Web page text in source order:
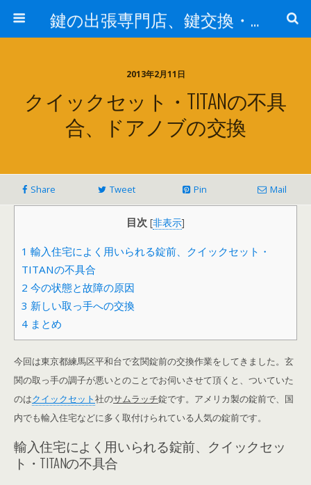
鍵の出張専門店、鍵交換・修理が格安料金/東京・埼玉・さいたま市
2013年2月11日
クイックセット・TITANの不具
合、ドアノブの交換
Share Tweet Pin Mail
目次 [非表示]
1 輸入住宅によく用いられる錠前、クイックセット・
TITANの不具合
2 今の状態と故障の原因
3 新しい取っ手への交換
4 まとめ
今回は東京都練馬区平和台で玄関錠前の交換作業をしてきました。玄
関の取っ手の調子が悪いとのことでお伺いさせて頂くと、ついていた
のはクイックセット社のサムラッチ錠です。アメリカ製の錠前で、国
内でも輸入住宅などに多く取付けられている人気の錠前です。
輸入住宅によく用いられる錠前、クイックセッ
ト・TITANの不具合